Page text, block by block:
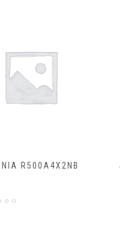
SCANIA R450A4X2NA